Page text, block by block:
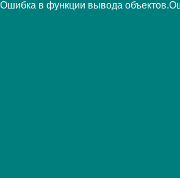
Ошибка в функции вывода